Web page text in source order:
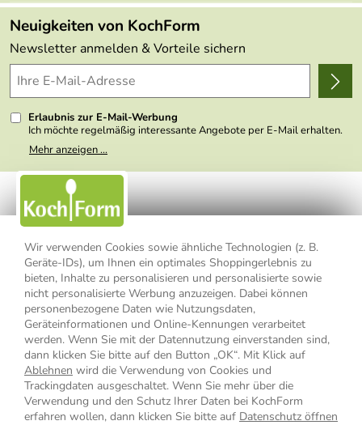
Wir verwenden Cookies sowie ähnliche Technologien (z. B.
Geräte-IDs), um Ihnen ein optimales Shoppingerlebnis zu
bieten, Inhalte zu personalisieren und personalisierte sowie
nicht personalisierte Werbung anzuzeigen. Dabei können
personenbezogene Daten wie Nutzungsdaten,
Geräteinformationen und Online-Kennungen verarbeitet
werden. Wenn Sie mit der Datennutzung einverstanden sind,
dann klicken Sie bitte auf den Button „OK“. Mit Klick auf
Ablehnen wird die Verwendung von Cookies und
Trackingdaten ausgeschaltet. Wenn Sie mehr über die
Verwendung und den Schutz Ihrer Daten bei KochForm
erfahren wollen, dann klicken Sie bitte auf Datenschutz öffnen
FAQs
Lieferbedingungen
Delivery Terms
Kundenlogin
Made in Germany
Themen
Wir über uns
Presse
Neuigkeiten von KochForm
Newsletter anmelden & Vorteile sichern
Erlaubnis zur E-Mail-Werbung
Ich möchte regelmäßig interessante Angebote per E-Mail erhalten.
Meine E-Mail-Adresse wird nicht an andere Unternehmen
weitergegeben. Zu statistischen Zwecken wird in anonymer Form
nicht erkennbar, welche konkrete Person geklickt hat. Diese
Einwilligung zur Nutzung meiner E-Mail- Adresse für Werbezwecke
kann ich jederzeit mit Wirkung für die Zukunft widerrufen, indem ich
den Link "Abmelden" am Ende des Newsletters anklicke oder die
Option Newsletter im Mitgliederbereich deaktiviere. Die
Datenschutzerklärung
habe ich zur Kenntnis genommen.
Mehr anzeigen ...
Impressum Datenschutzerklärung
AGB
Widerrufsbelehrung
Widerrufsformular
Vertrag widerrufen
* Alle Preisangaben inkl. MwSt., bis 49,90 € Bestellwert zzgl.
Versandkosten, ab 49,90 € Bestellwert inkl.Versandkosteninnerhalb